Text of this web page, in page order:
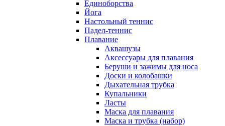
Единоборства
Йога
Настольный теннис
Падел-теннис
Плавание
Аквашузы
Аксессуары для плавания
Беруши и зажимы для носа
Доски и колобашки
Дыхательная трубка
Купальники
Ласты
Маска для плавания
Маска и трубка (набор)